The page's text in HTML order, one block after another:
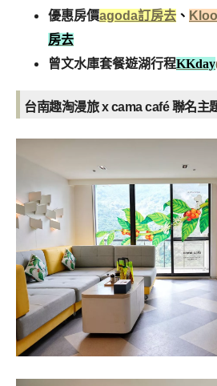
優惠房價agoda訂房去 、
房去
曾文水庫套餐遊湖行程KKday
台南趣淘漫旅 x cama café 聯名主